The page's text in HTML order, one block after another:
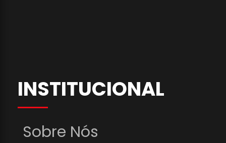
INSTITUCIONAL
Sobre Nós